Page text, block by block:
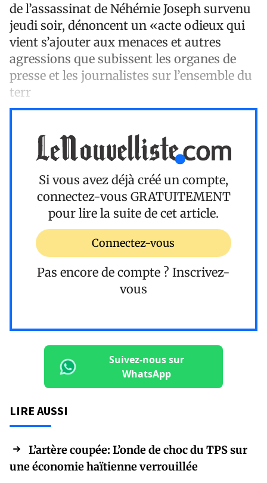
de l’assassinat de Néhémie Joseph survenu
jeudi soir, dénoncent un «acte odieux qui
vient s’ajouter aux menaces et autres
agressions que subissent les organes de
presse et les journalistes sur l’ensemble du
terr
Si vous avez déjà créé un compte,
connectez-vous GRATUITEMENT
pour lire la suite de cet article.
Connectez-vous
Pas encore de compte ? Inscrivez-
vous
Suivez-nous sur
WhatsApp
LIRE AUSSI
L’artère coupée: L’onde de choc du TPS sur
une économie haïtienne verrouillée